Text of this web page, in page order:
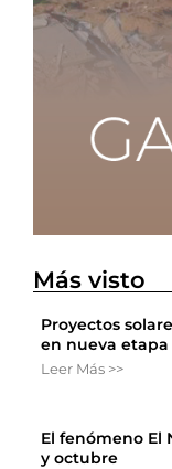
Más visto
Proyectos
en nueva etapa
Leer Más >>
El fenómeno El
y octubre